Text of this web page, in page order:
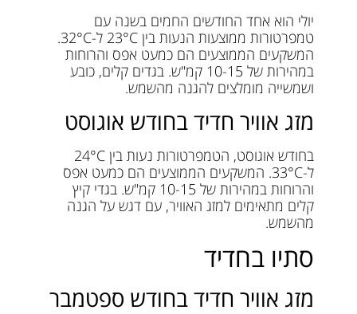
יולי הוא אחד החודשים החמים בשנה עם
טמפרטורות ממוצעות הנעות בין 23°C ל-32°C.
המשקעים הממוצעים הם כמעט אפס והרוחות
במהירות של 10-15 קמ"ש. בגדים קלים, כובע
ושמשייה מומלצים להגנה מהשמש.
מזג אוויר חדיד בחודש אוגוסט
בחודש אוגוסט, הטמפרטורות נעות בין 24°C
ל-33°C. המשקעים הממוצעים הם כמעט אפס
והרוחות במהירות של 10-15 קמ"ש. בגדי קיץ
קלים מתאימים למזג האוויר, עם דגש על הגנה
מהשמש.
סתיו בחדיד
מזג אוויר חדיד בחודש ספטמבר